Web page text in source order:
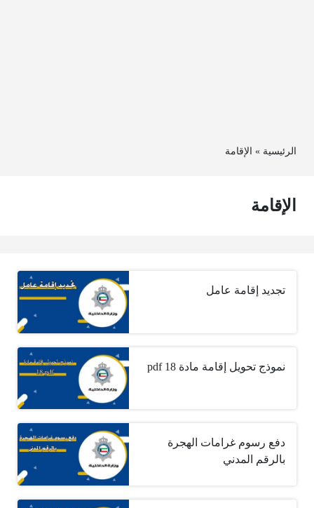
الرئيسية » الإقامة
الإقامة
تجديد إقامة عامل
نموذج تحويل إقامة مادة 18 pdf
دفع رسوم غرامات الهجرة
بالرقم المدني